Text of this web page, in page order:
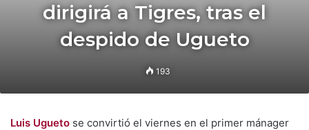
dirigirá a Tigres, tras el
despido de Ugueto
193
Luis Ugueto se convirtió el viernes en el primer mánager